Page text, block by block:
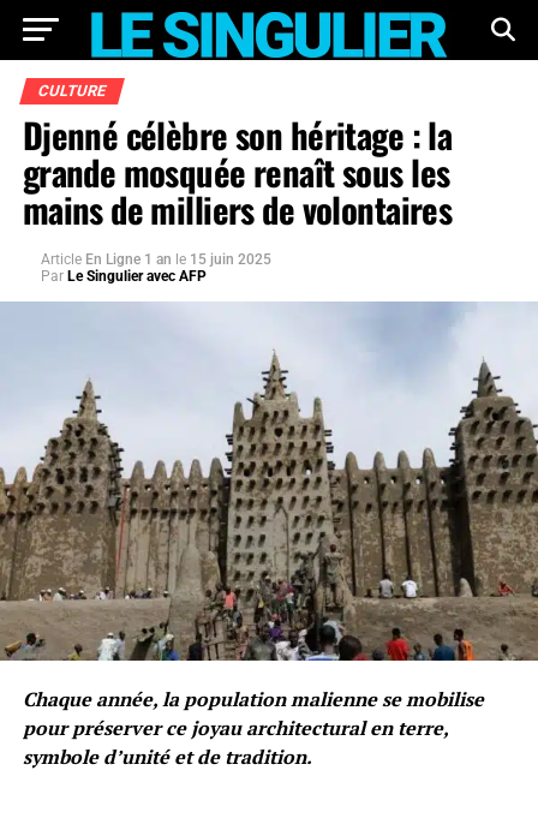
CULTURE
Djenné célèbre son héritage : la
grande mosquée renaît sous les
mains de milliers de volontaires
Article En Ligne 1 an le 15 juin 2025
Par Le Singulier avec AFP
Chaque année, la population malienne se mobilise
pour préserver ce joyau architectural en terre,
symbole d’unité et de tradition.